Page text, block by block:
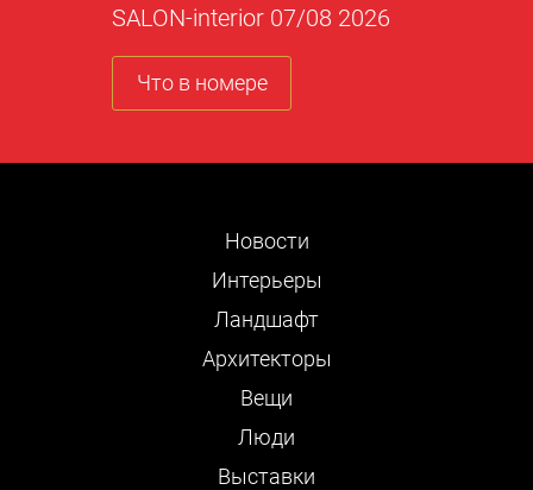
SALON-interior 07/08 2026
Что в номере
Новости
Интерьеры
Ландшафт
Архитекторы
Вещи
Люди
Выставки